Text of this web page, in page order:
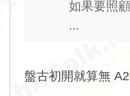
如果要照
...
盤古初開就算無